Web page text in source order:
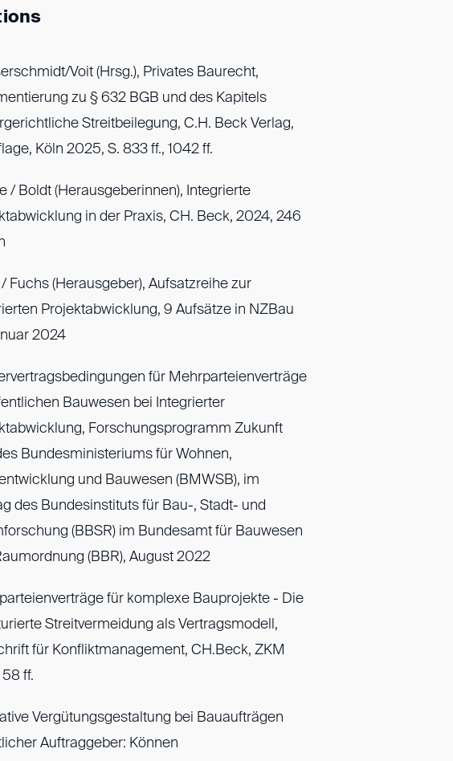
Voit (Hrsg.), Privates Baurecht,
zu § 632 BGB und des Kapitels
Streitbeilegung, C.H. Beck Verlag,
Köln 2025, S. 833 ff., 1042 ff.
/ Boldt (Herausgeberinnen), Integrierte
in der Praxis, CH. Beck, 2024, 246
Fuchs (Herausgeber), Aufsatzreihe zur
Projektabwicklung, 9 Aufsätze in NZBau
2024
für Mehrparteienverträge
Bauwesen bei Integrierter
Forschungsprogramm Zukunft
Bundesministeriums für Wohnen,
und Bauwesen (BMWSB), im
des Bundesinstituts für Bau-, Stadt- und
(BBSR) im Bundesamt für Bauwesen
(BBR), August 2022
für komplexe Bauprojekte - Die
Streitvermeidung als Vertragsmodell,
für Konfliktmanagement, CH.Beck, ZKM
58 ff.
Vergütungsgestaltung bei Bauaufträgen
Auftraggeber: Können